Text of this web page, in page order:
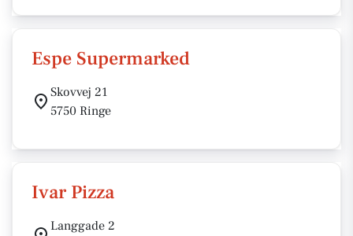
Espe Supermarked
Skovvej 21
5750 Ringe
Ivar Pizza
Langgade 2